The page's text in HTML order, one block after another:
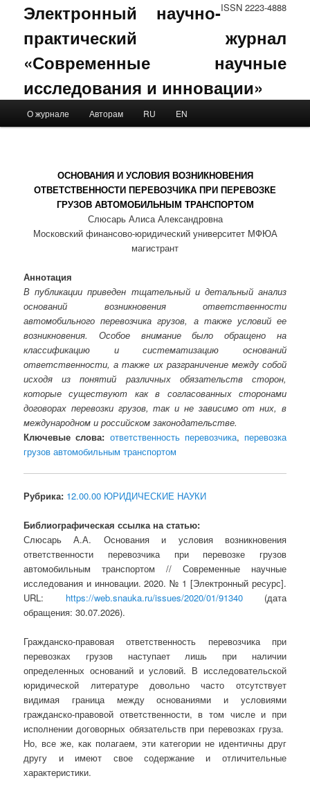
ISSN 2223-4888
Электронный научно-
практический журнал
«Современные научные
исследования и инновации»
Skip to primary content
Skip to secondary content
О журнале Авторам RU EN
ОСНОВАНИЯ И УСЛОВИЯ ВОЗНИКНОВЕНИЯ
ОТВЕТСТВЕННОСТИ ПЕРЕВОЗЧИКА ПРИ ПЕРЕВОЗКЕ
ГРУЗОВ АВТОМОБИЛЬНЫМ ТРАНСПОРТОМ
Слюсарь Алиса Александровна
Московский финансово-юридический университет МФЮА
магистрант
Аннотация
В публикации приведен тщательный и детальный анализ
оснований возникновения ответственности
автомобильного перевозчика грузов, а также условий ее
возникновения. Особое внимание было обращено на
классификацию и систематизацию оснований
ответственности, а также их разграничение между собой
исходя из понятий различных обязательств сторон,
которые существуют как в согласованных сторонами
договорах перевозки грузов, так и не зависимо от них, в
международном и российском законодательстве.
Ключевые слова: ответственность перевозчика, перевозка
грузов автомобильным транспортом
Рубрика: 12.00.00 ЮРИДИЧЕСКИЕ НАУКИ
Библиографическая ссылка на статью:
Слюсарь А.А. Основания и условия возникновения
ответственности перевозчика при перевозке грузов
автомобильным транспортом // Современные научные
исследования и инновации. 2020. № 1 [Электронный ресурс].
URL: https://web.snauka.ru/issues/2020/01/91340(дата
обращения: 30.07.2026).
Гражданско-правовая ответственность перевозчика при
перевозках грузов наступает лишь при наличии
определенных оснований и условий. В исследовательской
юридической литературе довольно часто отсутствует
видимая граница между основаниями и условиями
гражданско-правовой ответственности, в том числе и при
исполнении договорных обязательств при перевозках груза.
Но, все же, как полагаем, эти категории не идентичны друг
другу и имеют свое содержание и отличительные
характеристики.